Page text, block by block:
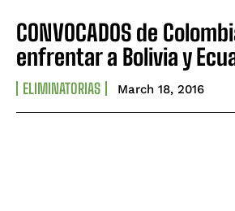
CONVOCADOS de
enfrentar a Bolivia y
ELIMINATORIAS March 18, 2016